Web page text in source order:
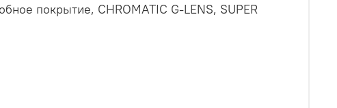
покрытие, CHROMATIC G-LENS, SUPER